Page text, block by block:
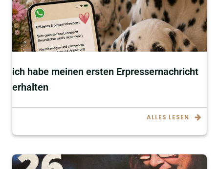
ich habe meinen ersten Erpressernachricht
erhalten
ALLES LESEN